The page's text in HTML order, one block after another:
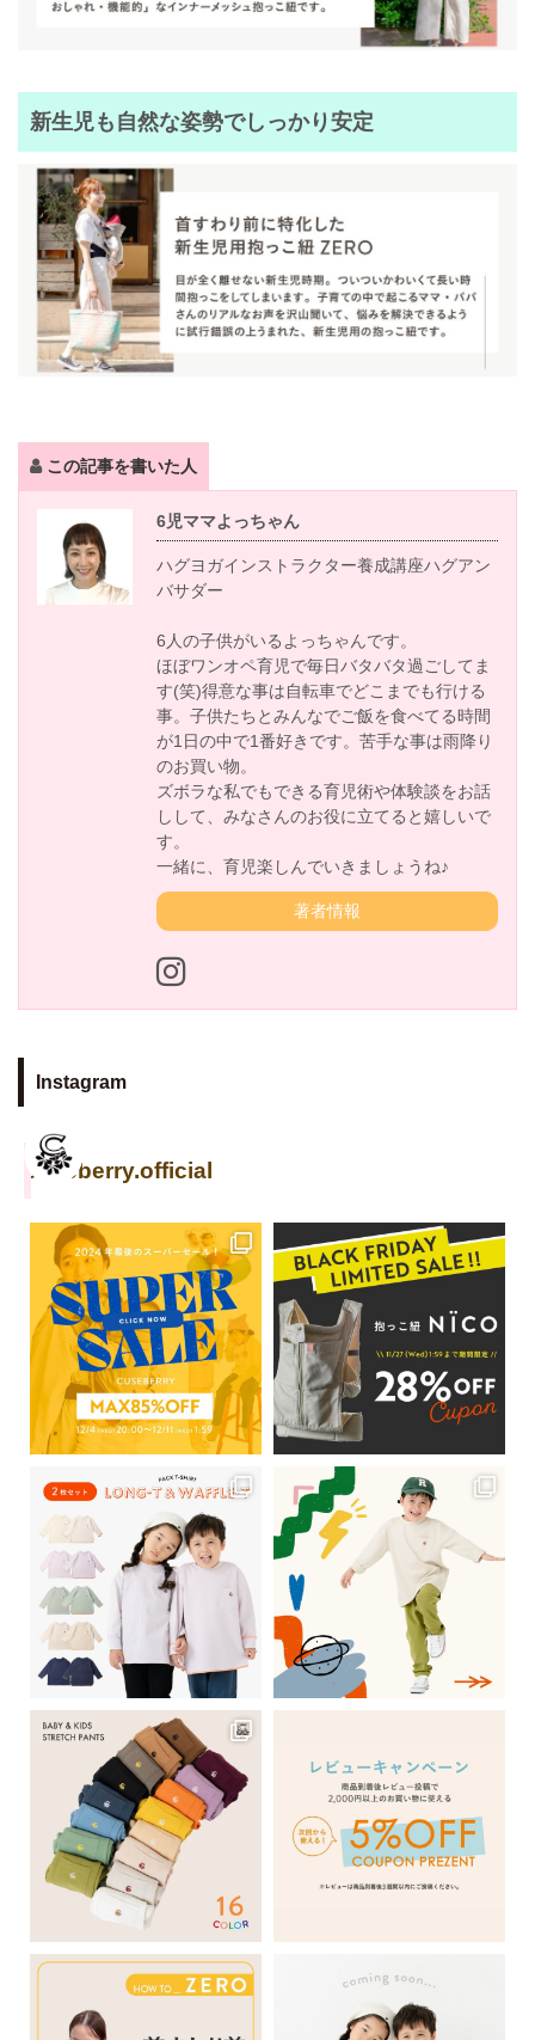
新生児も自然な姿勢でしっかり安定
この記事を書いた人
6児ママよっちゃん
ハグヨガインストラクター養成講座ハグアン
バサダー
6人の子供がいるよっちゃんです。
ほぼワンオペ育児で毎日バタバタ過ごしてま
す(笑)得意な事は自転車でどこまでも行ける
事。子供たちとみんなでご飯を食べてる時間
が1日の中で1番好きです。苦手な事は雨降り
のお買い物。
ズボラな私でもできる育児術や体験談をお話
しして、みなさんのお役に立てると嬉しいで
す。
一緒に、育児楽しんでいきましょうね♪
著者情報
Instagram
cuseberry.official